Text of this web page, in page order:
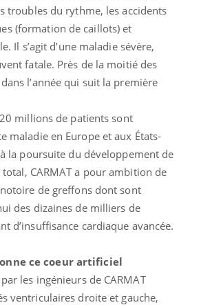
troubles du rythme, les accidents
(formation de caillots) et
Il s’agit d’une maladie sévère,
fatale. Près de la moitié des
l’année qui suit la première
millions de patients sont
maladie en Europe et aux États-
la poursuite du développement de
CARMAT a pour ambition de
de greffons dont sont
des dizaines de milliers de
d’insuffisance cardiaque avancée.
ce coeur artificiel
les ingénieurs de CARMAT
ventriculaires droite et gauche,